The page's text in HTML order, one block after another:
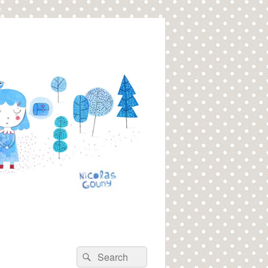
Recherche :
Rechercher